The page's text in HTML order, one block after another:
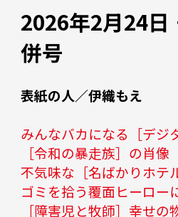
2026年2月24日
併号
表紙の人／伊織もえ
みんなバカになる［デジ
［令和の暴走族］の肖像
不気味な［名ばかりホテ
ゴミを拾う覆面ヒーロー
［障害児と牧師］幸せの